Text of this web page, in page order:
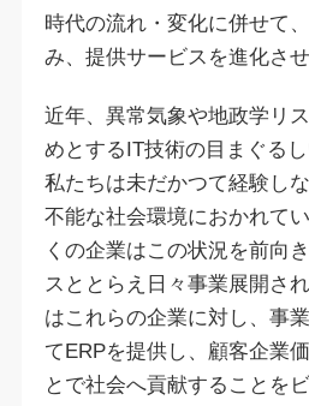
時代の流れ・変化に併せて
み、提供サービスを進化さ
近年、異常気象や地政学リ
めとするIT技術の目まぐる
私たちは未だかつて経験し
不能な社会環境におかれて
くの企業はこの状況を前向
スととらえ日々事業展開さ
はこれらの企業に対し、事
てERPを提供し、顧客企業
とで社会へ貢献することを